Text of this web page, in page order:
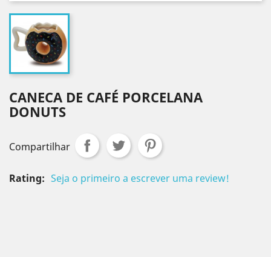
CANECA DE CAFÉ PORCELANA
DONUTS
Compartilhar
Rating: Seja o primeiro a escrever uma review!